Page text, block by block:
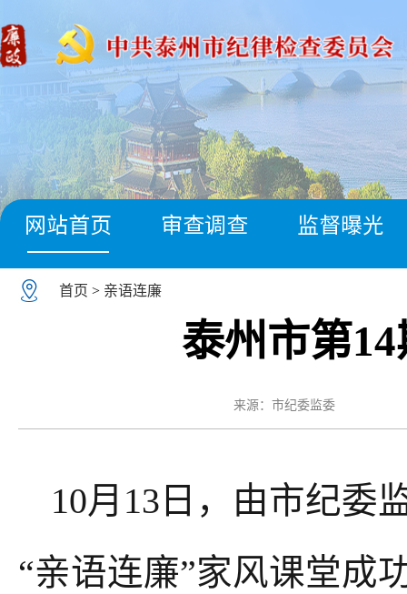
网站首页 审查调查 监督曝光
首页 > 亲语连廉
泰州市第
来源：市纪委监委
10月13日，由市纪委
“亲语连廉”家风课堂成